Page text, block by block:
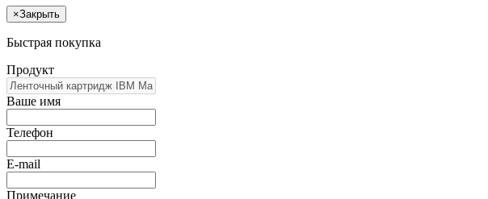
×Закрыть
Быстрая покупка
Продукт
Ваше имя
Телефон
E-mail
Примечание